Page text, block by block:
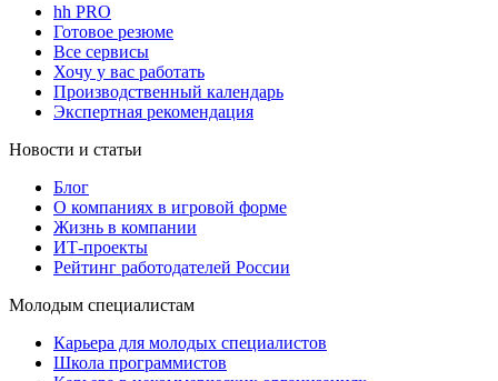
hh PRO
Готовое резюме
Все сервисы
Хочу у вас работать
Производственный календарь
Экспертная рекомендация
Новости и статьи
Блог
О компаниях в игровой форме
Жизнь в компании
ИТ-проекты
Рейтинг работодателей России
Молодым специалистам
Карьера для молодых специалистов
Школа программистов